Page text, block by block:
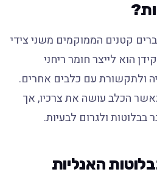
קטנים הממוקמים משני צידי
הוא לייצר חומר ריחני
ולתקשורת עם כלבים אחרים.
הכלב עושה את צרכיו, אך
ולגרום לבעיות.
האנליות